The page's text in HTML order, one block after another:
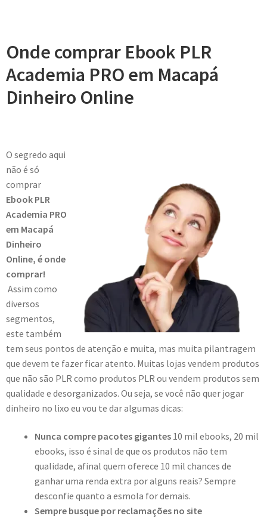
Onde comprar Ebook PLR
Academia PRO em Macapá
Dinheiro Online
O segredo aqui
não é só
comprar
Ebook PLR
Academia PRO
em Macapá
Dinheiro
Online, é onde
comprar!
Assim como
diversos
segmentos,
este também
tem seus pontos de atenção e muita, mas muita pilantragem
que devem te fazer ficar atento. Muitas lojas vendem produtos
que não são PLR como produtos PLR ou vendem produtos sem
qualidade e desorganizados. Ou seja, se você não quer jogar
dinheiro no lixo eu vou te dar algumas dicas:
Nunca compre pacotes gigantes 10 mil ebooks, 20 mil
ebooks, isso é sinal de que os produtos não tem
qualidade, afinal quem oferece 10 mil chances de
ganhar uma renda extra por alguns reais? Sempre
desconfie quanto a esmola for demais.
Sempre busque por reclamações no site